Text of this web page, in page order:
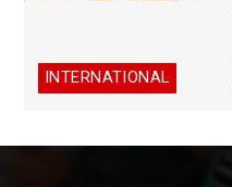
INTERNATIONAL